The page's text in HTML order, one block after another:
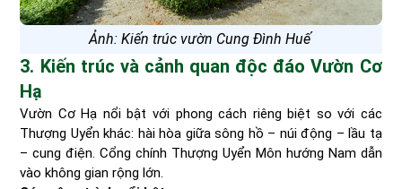
Ảnh: Kiến trúc vườn Cung Đình Huế
3. Kiến trúc và cảnh quan độc đáo Vườn Cơ
Hạ
Vườn Cơ Hạ nổi bật với phong cách riêng biệt so với các
Thượng Uyển khác: hài hòa giữa sông hồ – núi động – lầu tạ
– cung điện. Cổng chính Thượng Uyển Môn hướng Nam dẫn
vào không gian rộng lớn.